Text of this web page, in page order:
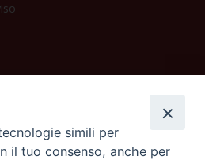
simili per
il tuo consenso, anche per